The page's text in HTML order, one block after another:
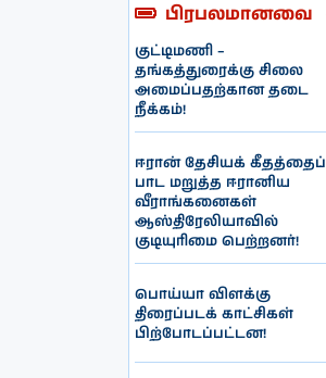
பிரபலமானவை
குட்டிமணி –
தங்கத்துரைக்கு சிலை
அமைப்பதற்கான தடை
நீக்கம்!
ஈரான் தேசியக் கீதத்தைப்
பாட மறுத்த ஈரானிய
வீராங்கனைகள்
ஆஸ்திரேலியாவில்
குடியுரிமை பெற்றனர்!
பொய்யா விளக்கு
திரைப்படக் காட்சிகள்
பிற்போடப்பட்டன!